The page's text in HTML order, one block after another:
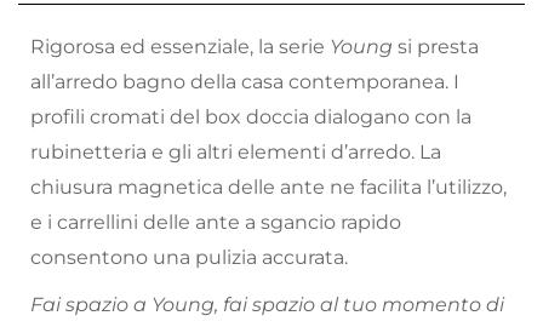
Rigorosa ed essenziale, la serie Young si presta
all’arredo bagno della casa contemporanea. I
profili cromati del box doccia dialogano con la
rubinetteria e gli altri elementi d’arredo. La
chiusura magnetica delle ante ne facilita l’utilizzo,
e i carrellini delle ante a sgancio rapido
consentono una pulizia accurata.
Fai spazio a Young, fai spazio al tuo momento di